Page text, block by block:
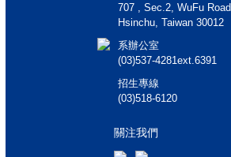
707 , Sec.2, WuFu Road
Hsinchu, Taiwan 30012
系辦公室
(03)537-4281ext.6391
招生專線
(03)518-6120
關注我們